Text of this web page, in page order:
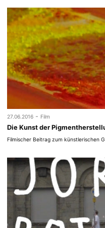
27.06.2016 - Film
Die Kunst der
Filmischer Beitrag zum künstlerischen